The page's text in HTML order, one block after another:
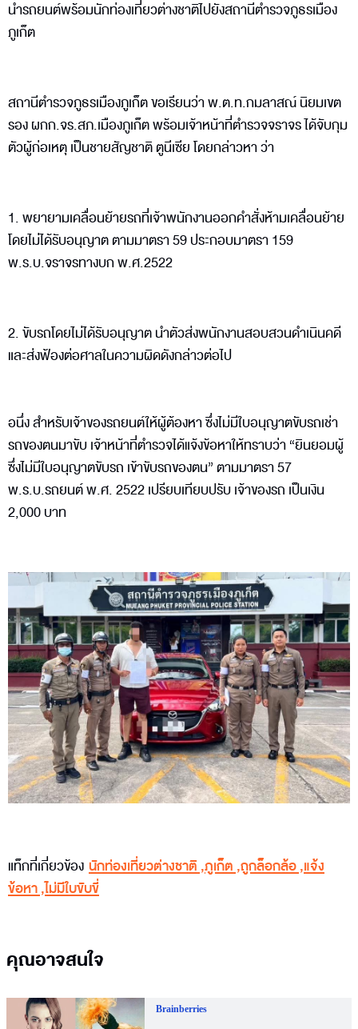
นำรถยนต์พร้อมนักท่องเที่ยวต่างชาติไปยังสถานีตำรวจภูธรเมือง
ภูเก็ต
สถานีตำรวจภูธรเมืองภูเก็ต ขอเรียนว่า พ.ต.ท.กมลาสณ์ นิยมเขต
รอง ผกก.จร.สภ.เมืองภูเก็ต พร้อมเจ้าหน้าที่ตำรวจจราจร ได้จับกุม
ตัวผู้ก่อเหตุ เป็นชายสัญชาติ ตูนีเซีย โดยกล่าวหา ว่า
1. พยายามเคลื่อนย้ายรถที่เจ้าพนักงานออกคำสั่งห้ามเคลื่อนย้าย
โดยไม่ได้รับอนุญาต ตามมาตรา 59 ประกอบมาตรา 159
พ.ร.บ.จราจรทางบก พ.ศ.2522
2. ขับรถโดยไม่ได้รับอนุญาต นำตัวส่งพนักงานสอบสวนดำเนินคดี
และส่งฟ้องต่อศาลในความผิดดังกล่าวต่อไป
อนึ่ง สำหรับเจ้าของรถยนต์ให้ผู้ต้องหา ซึ่งไม่มีใบอนุญาตขับรถเช่า
รถของตนมาขับ เจ้าหน้าที่ตำรวจได้แจ้งข้อหาให้ทราบว่า “ยินยอมผู้
ซึ่งไม่มีใบอนุญาตขับรถ เข้าขับรถของตน” ตามมาตรา 57
พ.ร.บ.รถยนต์ พ.ศ. 2522 เปรียบเทียบปรับ เจ้าของรถ เป็นเงิน
2,000 บาท
แท็กที่เกี่ยวข้อง นักท่องเที่ยวต่างชาติ ,ภูเก็ต ,ถูกล็อกล้อ,แจ้ง
ข้อหา,ไม่มีใบขับขี่
คุณอาจสนใจ